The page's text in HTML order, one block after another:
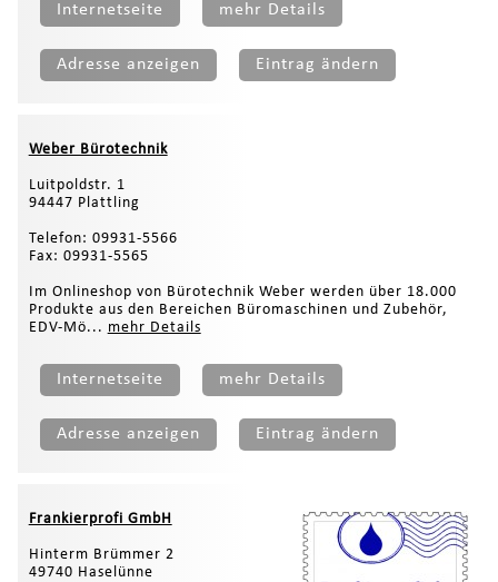
Internetseite mehr Details
Adresse anzeigen Eintrag ändern
Weber Bürotechnik
Luitpoldstr. 1
94447 Plattling
Telefon: 09931-5566
Fax: 09931-5565
Im Onlineshop von Bürotechnik Weber werden über 18.000
Produkte aus den Bereichen Büromaschinen und Zubehör,
EDV-Mö... mehr Details
Internetseite mehr Details
Adresse anzeigen Eintrag ändern
Frankierprofi GmbH
Hinterm Brümmer 2
49740 Haselünne